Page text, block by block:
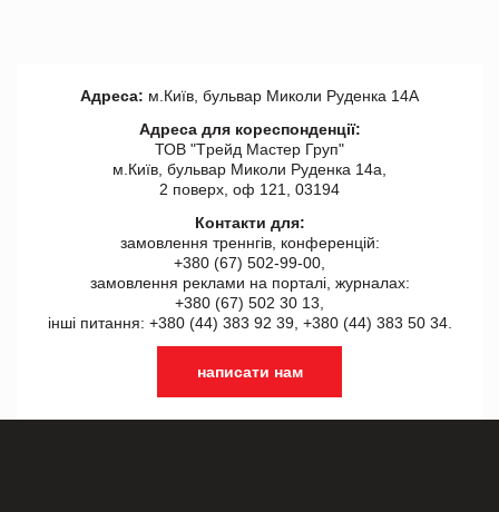
Адреса: м.Київ, бульвар Миколи Руденка 14А
Адреса для кореспонденції:
ТОВ "Tрейд Мастер Груп"
м.Київ, бульвар Миколи Руденка 14а,
2 поверх, оф 121, 03194
Контакти для:
замовлення треннгів, конференцій:
+380 (67) 502-99-00,
замовлення реклами на порталі, журналах:
+380 (67) 502 30 13,
інші питання: +380 (44) 383 92 39, +380 (44) 383 50 34.
написати нам